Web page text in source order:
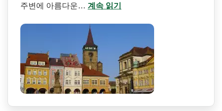
주변에 아름다운… 계속 읽기